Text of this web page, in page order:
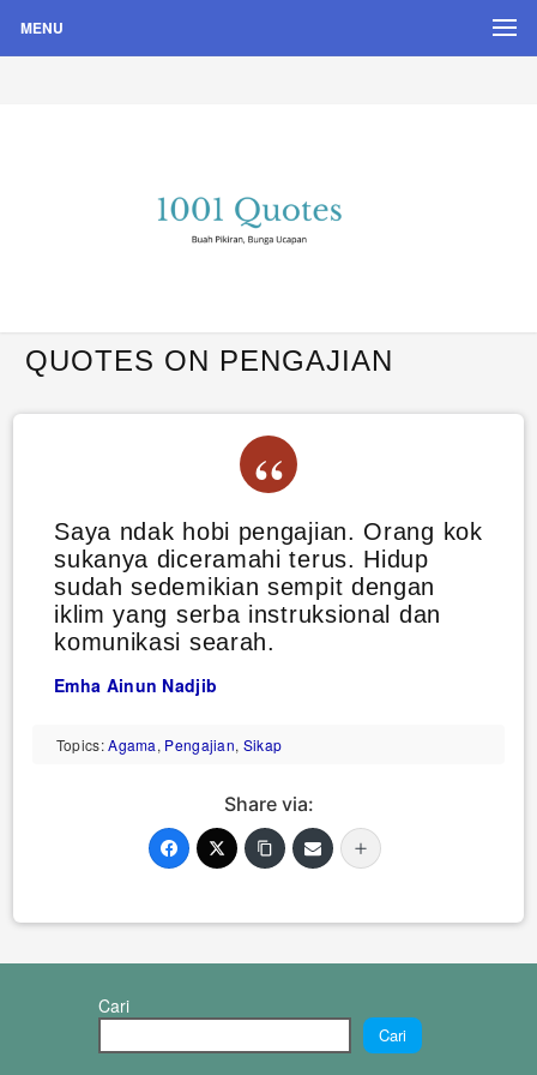
MENU
Quote Hari Puisi
QUOTES ON PENGAJIAN
Saya ndak hobi pengajian. Orang kok
sukanya diceramahi terus. Hidup
sudah sedemikian sempit dengan
iklim yang serba instruksional dan
komunikasi searah.
Emha Ainun Nadjib
Topics:Agama, Pengajian, Sikap
Share via:
Cari
Cari